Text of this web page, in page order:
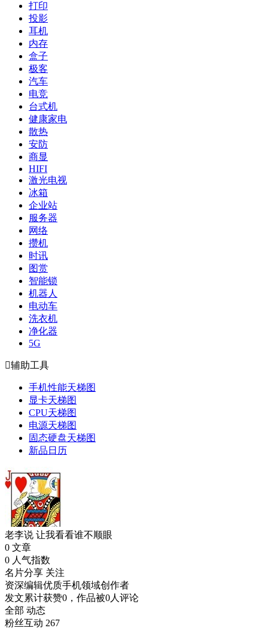
打印
投影
耳机
内存
盒子
极客
汽车
电竞
台式机
健康家电
散热
安防
商显
HIFI
激光电视
冰箱
企业站
服务器
网络
攒机
时讯
图赏
智能锁
机器人
电动车
洗衣机
净化器
5G
辅助工具
手机性能天梯图
显卡天梯图
CPU天梯图
电源天梯图
固态硬盘天梯图
新品日历
老李说 让我看看谁不顺眼
0 文章
0 人气指数
名片分享 关注
资深编辑优质手机领域创作者
发文累计获赞0，作品被0人评论
全部 动态
粉丝互动 267